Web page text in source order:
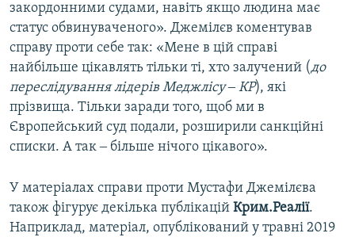
закордонними судами, навіть якщо людина має
статус обвинуваченого». Джемілєв коментував
справу проти себе так: «Мене в цій справі
найбільше цікавлять тільки ті, хто залучений (до
переслідування лідерів Меджлісу ‒ КР), які
прізвища. Тільки заради того, щоб ми в
Європейський суд подали, розширили санкційні
списки. А так ‒ більше нічого цікавого».
У матеріалах справи проти Мустафи Джемілєва
також фігурує декілька публікацій Крим.Реалії.
Наприклад, матеріал, опублікований у травні 2019